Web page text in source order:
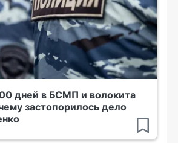
дней в БСМП и волокита
застопорилось дело